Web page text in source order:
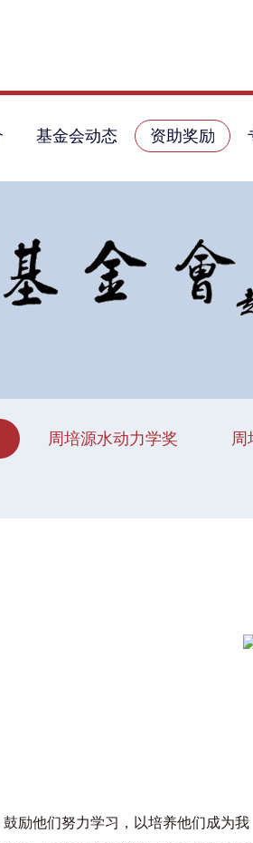
基金会动态 资助奖励
周培源水动力学奖 周
励他们努力学习，以培养他们成为我